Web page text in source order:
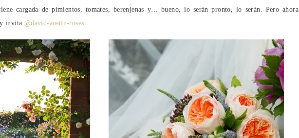
cargada de pimientos, tomates, berenjenas y… bueno, lo serán pronto, lo serán. Pero ahora
invita @david-austin-roses